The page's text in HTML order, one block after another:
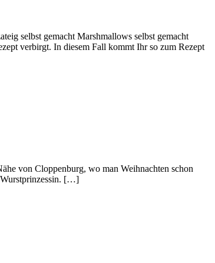
selbst gemacht Marshmallows selbst gemacht
verbirgt. In diesem Fall kommt Ihr so zum Rezept
von Cloppenburg, wo man Weihnachten schon
Wurstprinzessin. […]